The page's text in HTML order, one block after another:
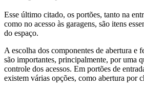
Esse último citado, os portões, tanto na
como no acesso às garagens, são itens
do espaço.
A escolha dos componentes de abertura e
são importantes, principalmente, por uma
controle dos acessos. Em portões de
existem várias opções, como abertura por